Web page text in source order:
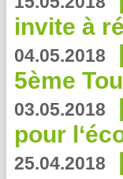
invite à
04.05.2018
5ème
03.05.2018
pour
25.04.2018